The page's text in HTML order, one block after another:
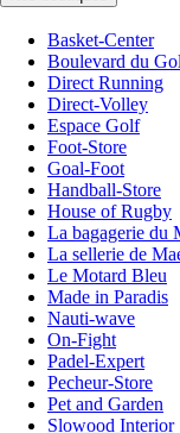
Basket-Center
Boulevard du
Direct Running
Direct-Volley
Espace Golf
Foot-Store
Goal-Foot
Handball-Store
House of Rugby
La bagagerie du
La sellerie de
Le Motard Bleu
Made in Paradis
Nauti-wave
On-Fight
Padel-Expert
Pecheur-Store
Pet and Garden
Slowood Interior